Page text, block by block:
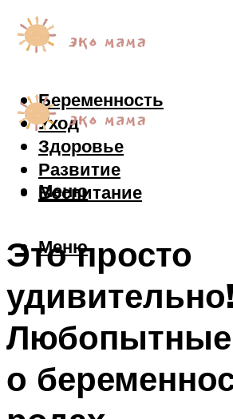
Беременность
Уход
Здоровье
Развитие
Воспитание
Меню
Меню
Это просто
удивительно!
о